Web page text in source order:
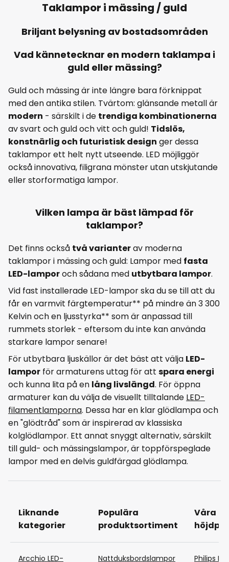
Taklampor i mässing / guld
Briljant belysning av bostadsområden
Vad kännetecknar en modern taklampa i
guld eller mässing?
Guld och mässing är inte längre bara förknippat
med den antika stilen. Tvärtom: glänsande metall är
modern - särskilt i de trendiga kombinationerna
av svart och guld och vitt och guld! Tidslös,
konstnärlig och futuristisk design ger dessa
taklampor ett helt nytt utseende. LED möjliggör
också innovativa, filigrana mönster utan utskjutande
eller storformatiga lampor.
Vilken lampa är bäst lämpad för
taklampor?
Det finns också två varianterav moderna
taklampor i mässing och guld: Lampor med fasta
LED-lamporoch sådana med utbytbara lampor.
Vid fast installerade LED-lampor ska du se till att du
får en varmvit färgtemperatur** på mindre än 3 300
Kelvin och en ljusstyrka** som är anpassad till
rummets storlek - eftersom du inte kan använda
starkare lampor senare!
För utbytbara ljuskällor är det bäst att välja LED-
lampor för armaturens uttag för att spara energi
och kunna lita på en lång livslängd. För öppna
armaturer kan du välja de visuellt tilltalande LED-
filamentlamporna. Dessa har en klar glödlampa och
en "glödtråd" som är inspirerad av klassiska
kolglödlampor. Ett annat snyggt alternativ, särskilt
till guld- och mässingslampor, är toppförspeglade
lampor med en delvis guldfärgad glödlampa.
Liknande
kategorier
Populära
produktsortiment
Våra
Arcchio LED- Nattduksbordslampor Philips